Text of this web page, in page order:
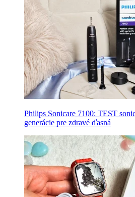
Philips Sonicare 7100: TEST
generácie pre zdravé ďasná